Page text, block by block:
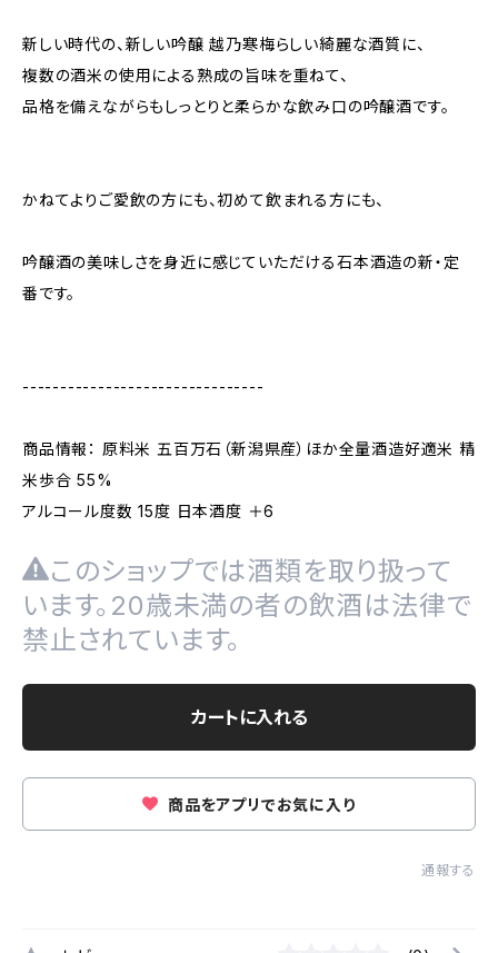
新しい時代の、新しい吟醸 越乃寒梅らしい綺麗な酒質に、
複数の酒米の使用による熟成の旨味を重ねて、
品格を備えながらもしっとりと柔らかな飲み口の吟醸酒です。
かねてよりご愛飲の方にも、初めて飲まれる方にも、
吟醸酒の美味しさを身近に感じていただける石本酒造の新・定
番です。
--------------------------------
商品情報： 原料米 五百万石（新潟県産）ほか全量酒造好適米 精
米歩合 55%
アルコール度数 15度 日本酒度 ＋6
このショップでは酒類を取り扱って
います。20歳未満の者の飲酒は法律で
禁止されています。
カートに入れる
商品をアプリでお気に入り
通報する